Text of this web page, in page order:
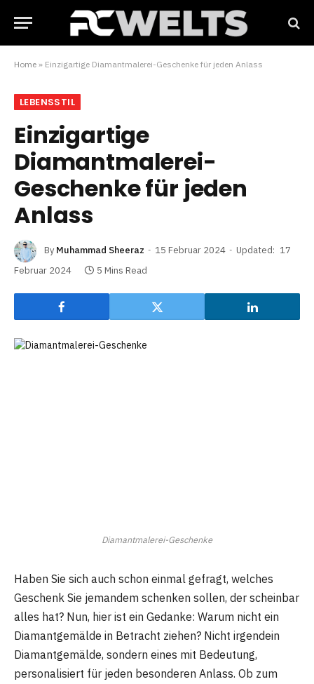
Home » Einzigartige Diamantmalerei-Geschenke für jeden Anlass
LEBENSSTIL
Einzigartige
Diamantmalerei-
Geschenke für jeden
Anlass
By Muhammad Sheeraz 15 Februar 2024 Updated: 17
Februar 2024
5 Mins Read
Diamantmalerei-Geschenke
Haben Sie sich auch schon einmal gefragt, welches
Geschenk Sie jemandem schenken sollen, der scheinbar
alles hat? Nun, hier ist ein Gedanke: Warum nicht ein
Diamantgemälde in Betracht ziehen? Nicht irgendein
Diamantgemälde, sondern eines mit Bedeutung,
personalisiert für jeden besonderen Anlass. Ob zum